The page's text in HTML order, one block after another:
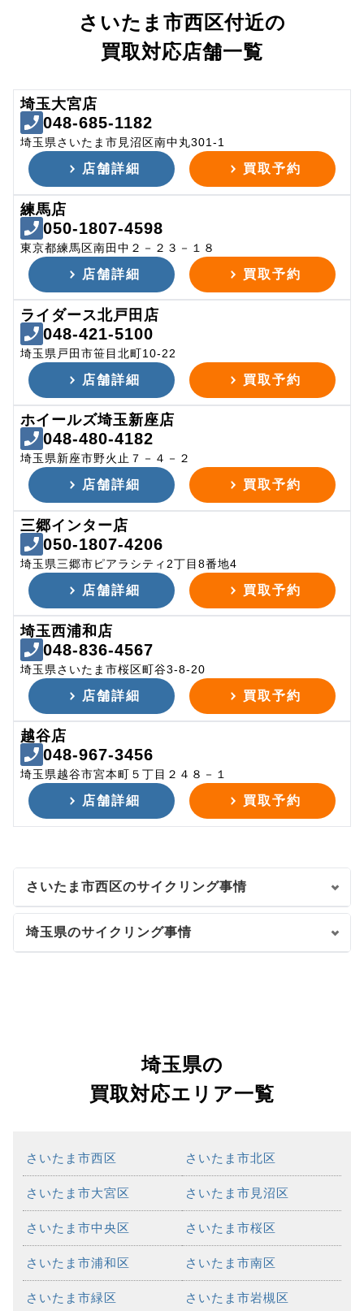
さいたま市西区付近の
買取対応店舗一覧
埼玉大宮店
048-685-1182
埼玉県さいたま市見沼区南中丸301-1
店舗詳細 買取予約
練馬店
050-1807-4598
東京都練馬区南田中２－２３－１８
店舗詳細 買取予約
ライダース北戸田店
048-421-5100
埼玉県戸田市笹目北町10-22
店舗詳細 買取予約
ホイールズ埼玉新座店
048-480-4182
埼玉県新座市野火止７－４－２
店舗詳細 買取予約
三郷インター店
050-1807-4206
埼玉県三郷市ピアラシティ2丁目8番地4
店舗詳細 買取予約
埼玉西浦和店
048-836-4567
埼玉県さいたま市桜区町谷3-8-20
店舗詳細 買取予約
越谷店
048-967-3456
埼玉県越谷市宮本町５丁目２４８－１
店舗詳細 買取予約
さいたま市西区のサイクリング事情
埼玉県のサイクリング事情
埼玉県の
買取対応エリア一覧
さいたま市西区 さいたま市北区
さいたま市大宮区 さいたま市見沼区
さいたま市中央区 さいたま市桜区
さいたま市浦和区 さいたま市南区
さいたま市緑区 さいたま市岩槻区